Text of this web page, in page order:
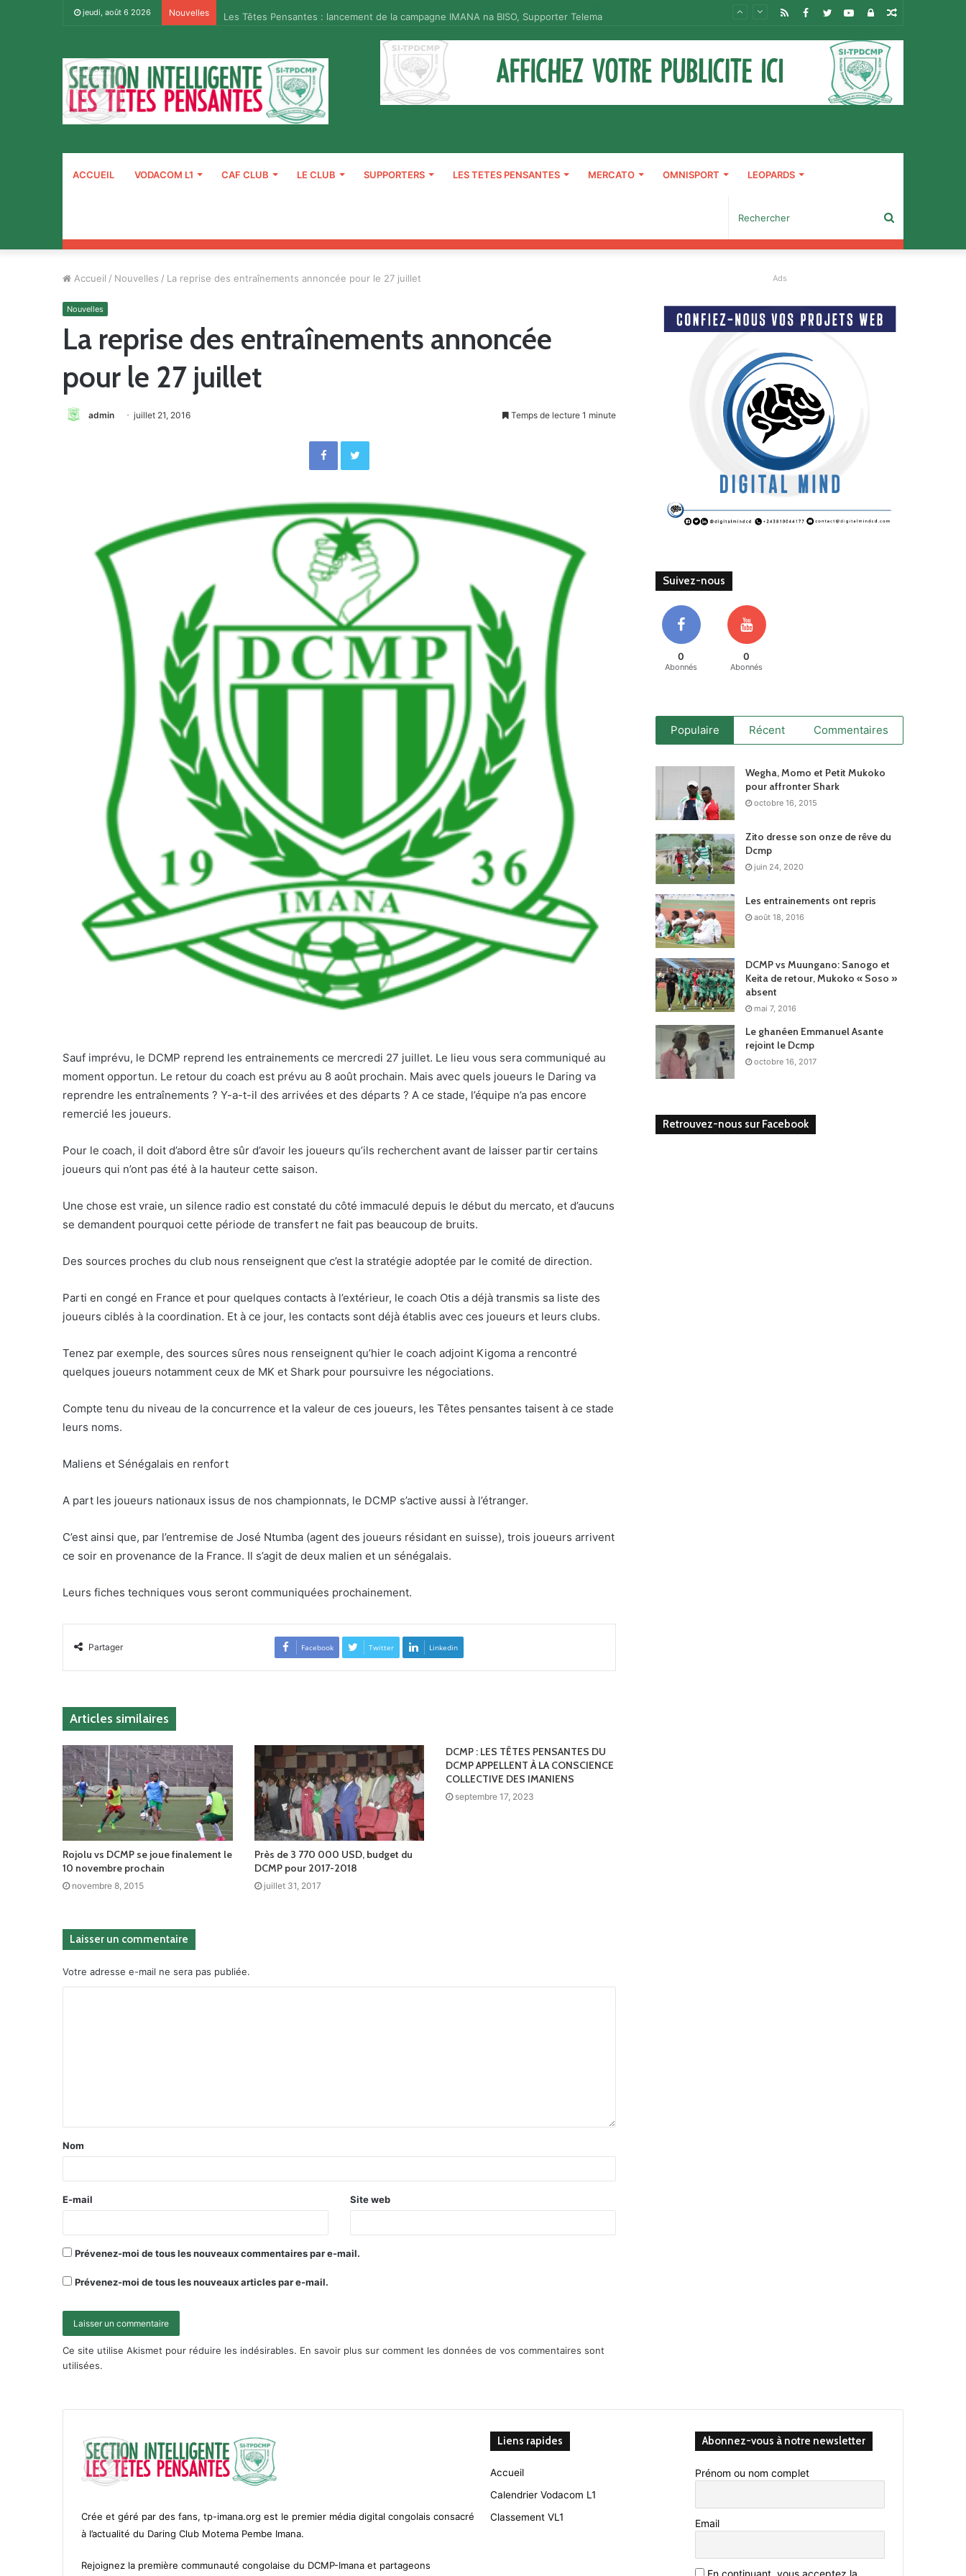
jeudi, août 6 2026 Nouvelles Les Têtes Pensantes : lancement de la campagne IMANA na BISO, Supporter Telema Article
Connexion
YouTube
Twitter
Facebook
RSS
ACCUEIL VODACOM L1 CAF CLUB LE CLUB SUPPORTERS LES TETES PENSANTES MERCATO OMNISPORT LEOPARDS
Accueil / Nouvelles / La reprise des entraînements annoncée pour le 27 juillet
Nouvelles
La reprise des entraînements annoncée
pour le 27 juillet
admin juillet 21, 2016 Temps de lecture 1 minute
FacebookTwitter
Sauf imprévu, le DCMP reprend les entrainements ce mercredi 27 juillet. Le lieu vous sera communiqué au
moment opportun. Le retour du coach est prévu au 8 août prochain. Mais avec quels joueurs le Daring va
reprendre les entraînements ? Y-a-t-il des arrivées et des départs ? A ce stade, l’équipe n’a pas encore
remercié les joueurs.
Pour le coach, il doit d’abord être sûr d’avoir les joueurs qu’ils recherchent avant de laisser partir certains
joueurs qui n’ont pas été à la hauteur cette saison.
Une chose est vraie, un silence radio est constaté du côté immaculé depuis le début du mercato, et d’aucuns
se demandent pourquoi cette période de transfert ne fait pas beaucoup de bruits.
Des sources proches du club nous renseignent que c’est la stratégie adoptée par le comité de direction.
Parti en congé en France et pour quelques contacts à l’extérieur, le coach Otis a déjà transmis sa liste des
joueurs ciblés à la coordination. Et à ce jour, les contacts sont déjà établis avec ces joueurs et leurs clubs.
Tenez par exemple, des sources sûres nous renseignent qu’hier le coach adjoint Kigoma a rencontré
quelques joueurs notamment ceux de MK et Shark pour poursuivre les négociations.
Compte tenu du niveau de la concurrence et la valeur de ces joueurs, les Têtes pensantes taisent à ce stade
leurs noms.
Maliens et Sénégalais en renfort
A part les joueurs nationaux issus de nos championnats, le DCMP s’active aussi à l’étranger.
C’est ainsi que, par l’entremise de José Ntumba (agent des joueurs résidant en suisse), trois joueurs arrivent
ce soir en provenance de la France. Il s’agit de deux malien et un sénégalais.
Leurs fiches techniques vous seront communiquées prochainement.
Partager Facebook Twitter Linkedin
Articles similaires
Rojolu vs DCMP se joue finalement le
10 novembre prochain
novembre 8, 2015
Près de 3 770 000 USD, budget du
DCMP pour 2017-2018
juillet 31, 2017
DCMP : LES TÊTES PENSANTES DU
DCMP APPELLENT À LA CONSCIENCE
COLLECTIVE DES IMANIENS
septembre 17, 2023
Laisser un commentaire
Votre adresse e-mail ne sera pas publiée.
Nom
E-mail Site web
Prévenez-moi de tous les nouveaux commentaires par e-mail.
Prévenez-moi de tous les nouveaux articles par e-mail.
Ce site utilise Akismet pour réduire les indésirables. En savoir plus sur comment les données de vos commentaires sont
utilisées.
Ads
Suivez-nous
0
Abonnés
0
Abonnés
Populaire Récent Commentaires
Wegha, Momo et Petit Mukoko
pour affronter Shark
octobre 16, 2015
Zito dresse son onze de rêve du
Dcmp
juin 24, 2020
Les entrainements ont repris
août 18, 2016
DCMP vs Muungano: Sanogo et
Keita de retour, Mukoko « Soso »
absent
mai 7, 2016
Le ghanéen Emmanuel Asante
rejoint le Dcmp
octobre 16, 2017
Retrouvez-nous sur Facebook
Crée et géré par des fans, tp-imana.org est le premier média digital congolais consacré
à l’actualité du Daring Club Motema Pembe Imana.
Rejoignez la première communauté congolaise du DCMP-Imana et partageons
Liens rapides
Accueil
Calendrier Vodacom L1
Classement VL1
Abonnez-vous à notre newsletter
Prénom ou nom complet
Email